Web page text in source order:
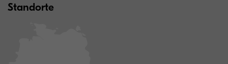
Standorte